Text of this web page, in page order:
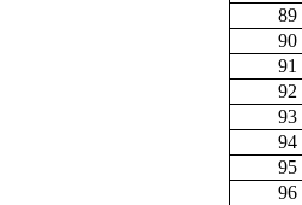
89
90
91
92
93
94
95
96